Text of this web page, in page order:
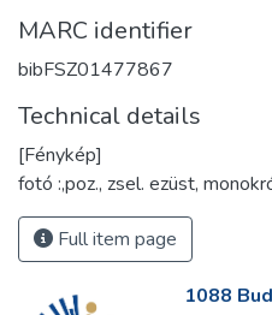
MARC identifier
bibFSZ01477867
Technical details
[Fénykép]
fotó :,poz., zsel. ezüst,
Full item page
1088